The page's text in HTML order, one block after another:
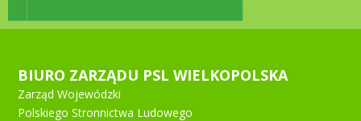
BIURO ZARZĄDU PSL WIELKOPOLSKA
Zarząd Wojewódzki
Polskiego Stronnictwa Ludowego